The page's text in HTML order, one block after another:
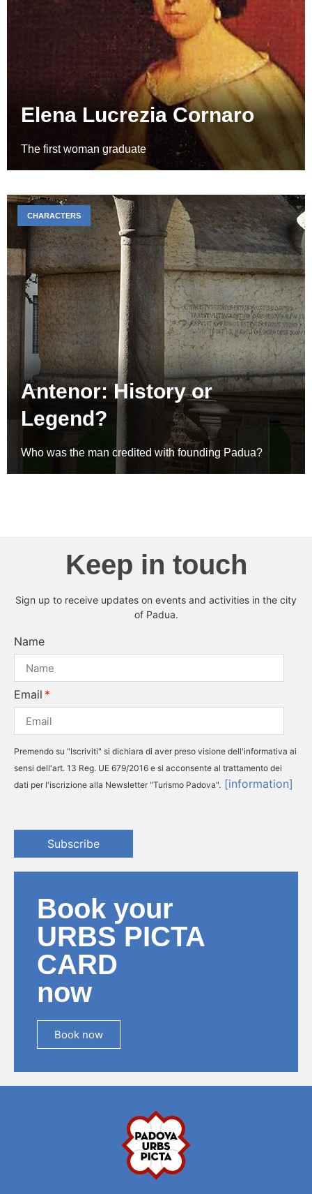
Elena Lucrezia Cornaro
The first woman graduate
Antenor: History or
Legend?
Who was the man credited with founding Padua?
CHARACTERS
Keep in touch
Sign up to receive updates on events and activities in the city
of Padua.
Name
Email
Premendo su "Iscriviti" si dichiara di aver preso visione dell'informativa ai
sensi dell'art. 13 Reg. UE 679/2016 e si acconsente al trattamento dei
dati per l'iscrizione alla Newsletter "Turismo Padova". [information]
Subscribe
Book your
URBS PICTA
CARD
now
Book now